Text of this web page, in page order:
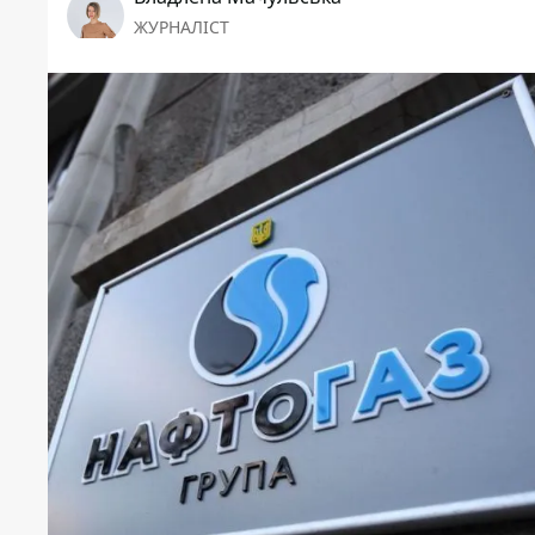
ЖУРНАЛІСТ